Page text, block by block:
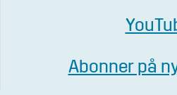
Abonner på